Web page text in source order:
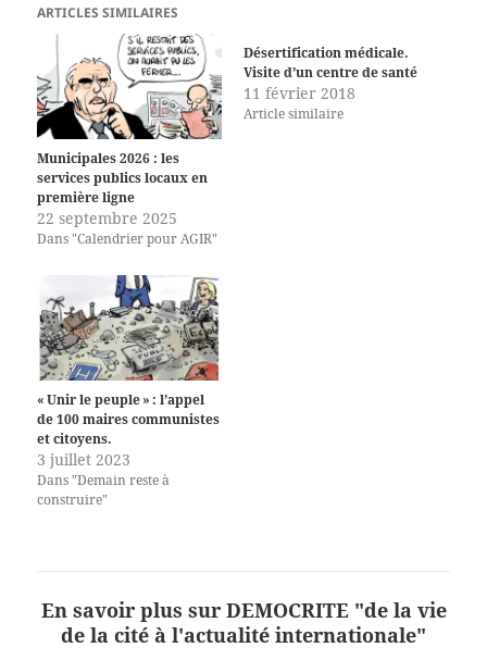
ARTICLES SIMILAIRES
Municipales 2026 : les
services publics locaux en
première ligne
22 septembre 2025
Dans "Calendrier pour AGIR"
Désertification médicale.
Visite d’un centre de santé
11 février 2018
Article similaire
« Unir le peuple » : l’appel
de 100 maires communistes
et citoyens.
3 juillet 2023
Dans "Demain reste à
construire"
En savoir plus sur DEMOCRITE "de la vie
de la cité à l'actualité internationale"